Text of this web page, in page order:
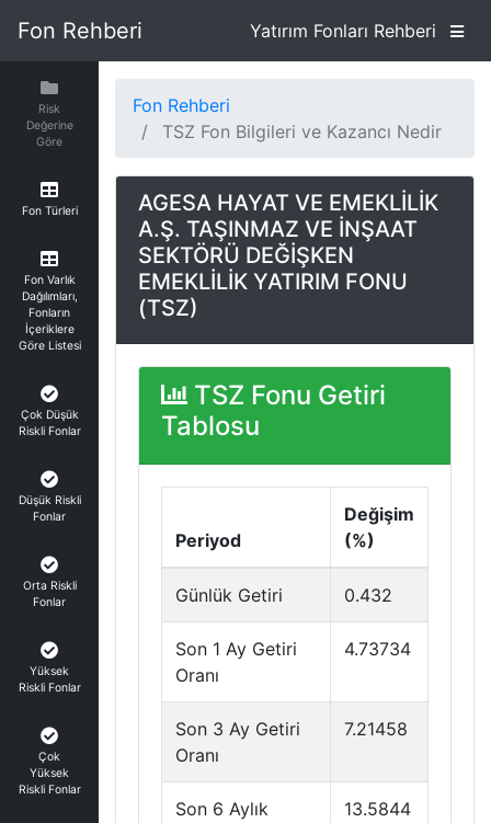
Fon Rehberi Yatırım Fonları Rehberi
Risk
Değerine
Göre
Fon Türleri
Fon Varlık
Dağılımları,
Fonların
İçeriklere
Göre Listesi
Çok Düşük
Riskli Fonlar
Düşük Riskli
Fonlar
Orta Riskli
Fonlar
Yüksek
Riskli Fonlar
Çok
Yüksek
Riskli Fonlar
Fon Rehberi
TSZ Fon Bilgileri ve Kazancı Nedir
AGESA HAYAT VE EMEKLİLİK
A.Ş. TAŞINMAZ VE İNŞAAT
SEKTÖRÜ DEĞİŞKEN
EMEKLİLİK YATIRIM FONU
(TSZ)
TSZ Fonu Getiri
Tablosu
Periyod
Değişim
(%)
Günlük Getiri 0.432
Son 1 Ay Getiri
Oranı
4.73734
Son 3 Ay Getiri
Oranı
7.21458
Son 6 Aylık
13.5844